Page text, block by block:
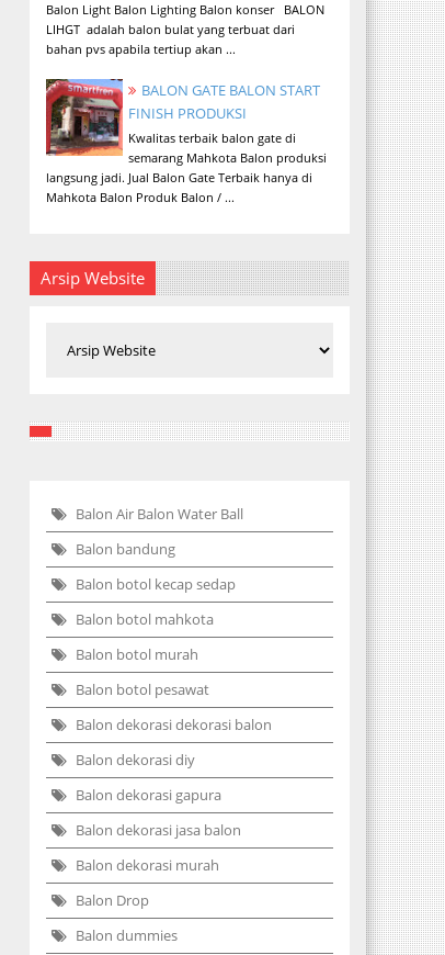
Balon Light Balon Lighting Balon konser BALON
LIHGT adalah balon bulat yang terbuat dari
bahan pvs apabila tertiup akan ...
BALON GATE BALON START
FINISH PRODUKSI
Kwalitas terbaik balon gate di
semarang Mahkota Balon produksi
langsung jadi. Jual Balon Gate Terbaik hanya di
Mahkota Balon Produk Balon / ...
Arsip Website
Balon Air Balon Water Ball
Balon bandung
Balon botol kecap sedap
Balon botol mahkota
Balon botol murah
Balon botol pesawat
Balon dekorasi dekorasi balon
Balon dekorasi diy
Balon dekorasi gapura
Balon dekorasi jasa balon
Balon dekorasi murah
Balon Drop
Balon dummies